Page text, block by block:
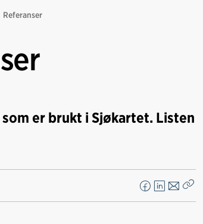
Referanser
er brukt i Sjøkartet. Listen
F
a
L
i
E
-